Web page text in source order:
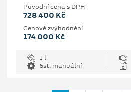
Původní cena s DPH
728 400 Kč
Cenové zvýhodnění
174 000 Kč
1 l
6st. manuální